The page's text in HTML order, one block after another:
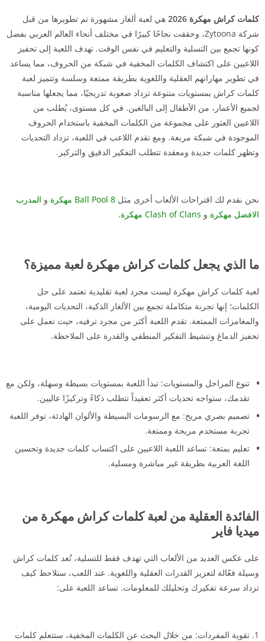
كلمات كراش مهكرة 2026
هي لعبة ألغاز مشهورة تم تطويرها من قبل
شركة Zytoona، وحققت نجاحًا كبيرًا في مختلف أنحاء العالم العربي بفضل
كونها تجمع بين التسلية والتعليم في نفس الوقت. تهدف اللعبة إلى تحفيز
اللاعبين على اكتشاف الكلمات المخفية في شبكة من الحروف، مما يساعد
في تطوير مهاراتهم العقلية واللغوية بطريقة ممتعة وسلسة وتتميز لعبة
كلمات كراش بمستويات متنوعة تزداد صعوبة تدريجيًا، مما يجعلها مناسبة
لجميع الأعمار، من الأطفال إلى البالغين. في كل مستوى، يُطلب من
اللاعبين العثور على مجموعة من الكلمات المخفية باستخدام الحروف
الموجودة في شبكة مربعة. ومع تقدم اللاعب في اللعبة، تزداد التحديات
وتظهر كلمات جديدة ومعقدة تتطلب التفكير الدقيق والتركيز.
نحن نقدم لك اقتراحات الألعاب أخرى مثل 8 Ball Pool مهكرة و المدرب
الافضل مهكرة و Clash of Clans مهكرة .
ما الذي يجعل كلمات كراش مهكرة لعبة مميزة؟
لعبة كلمات كراش مهكرة ليست مجرد لعبة تقليدية تعتمد على حل
الكلمات؛ إنها تجربة متكاملة تجمع بين الألغاز الذكية، التحديات اليومية،
والمغامرات الممتعة. تقدم اللعبة أكثر من مجرد ترفيه، حيث تعمل على
تحفيز الدماغ وتنشيط التفكير المنطقي والقدرة على الملاحظة.
تنوع المراحل والمستويات: تبدأ اللعبة بمستويات بسيطة وسهلة، ولكن مع
تقدمك، ستواجه تحديات أكثر تعقيداً تتطلب ذكاءً وتركيزًا عاليين.
تصميم بصري مريح: مع الرسومات البسيطة والألوان الهادئة، توفر اللعبة
تجربة مستخدم مريحة وممتعة.
تعليم بمتعة: تساعد اللعبة اللاعبين على اكتساب كلمات جديدة وتحسين
اللغة العربية بطريقة غير مباشرة ومسلية.
الفائدة العقلية من لعبة كلمات كراش مهكرة من
ميديا فاير
على عكس العديد من الألعاب التي تهدف فقط للتسلية، تُعد كلمات كراش
وسيلة فعّالة لتعزيز القدرات العقلية واللغوية. عند اللعب، ستلاحظ كيف
تزداد سرعة تفكيرك وتحليلك للمعلومات. تساعد اللعبة على:
تقوية المفردات: من خلال البحث عن الكلمات المخفية، ستتعلم كلمات